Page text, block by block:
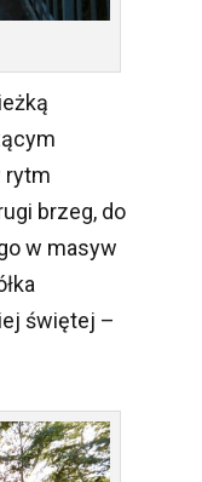
rytm
brzeg, do
w masyw
świętej –